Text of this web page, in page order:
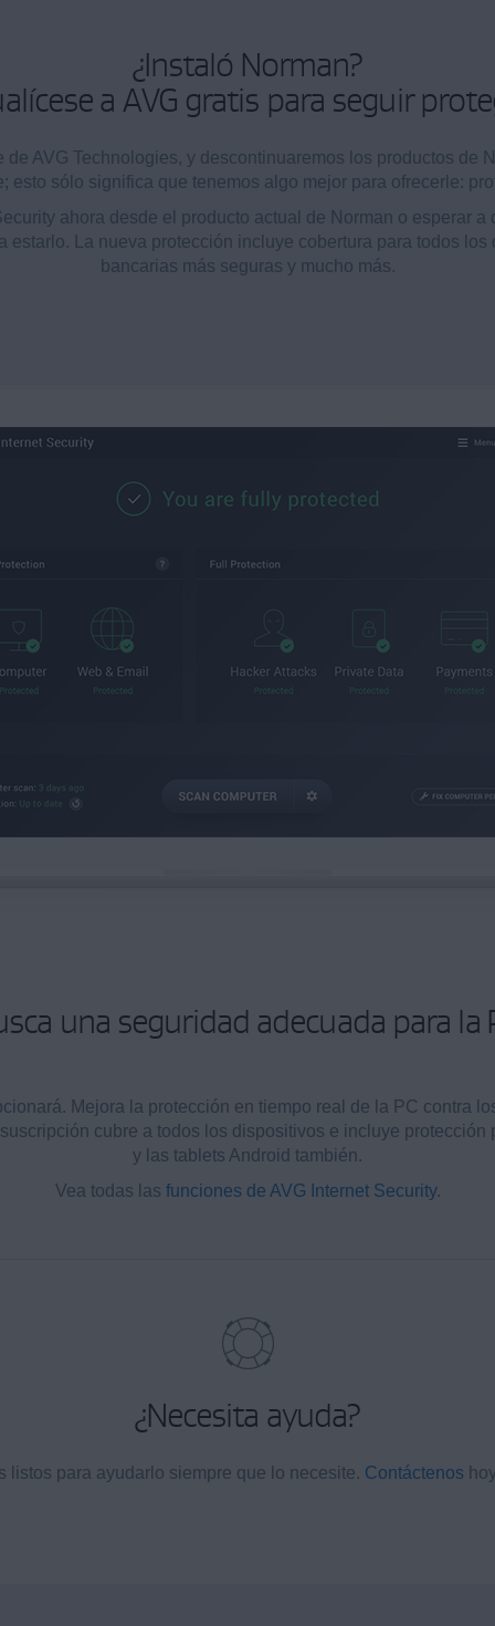
¿Instaló Norman?
a AVG gratis para seguir
AVG Technologies, y descontinuaremos los productos de
esto sólo significa que tenemos algo mejor para ofrecerle:
ahora desde el producto actual de Norman o esperar a
La nueva protección incluye cobertura para todos
bancarias más seguras y mucho más.
una seguridad adecuada para la
Mejora la protección en tiempo real de la PC contra
cubre a todos los dispositivos e incluye protección
y las tablets Android también.
Vea todas las funciones de AVG Internet Security.
¿Necesita ayuda?
listos para ayudarlo siempre que lo necesite. Contáctenos